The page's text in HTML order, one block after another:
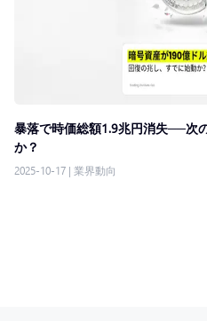
暴落で時価総額1.9兆円消失──次
か？
2025-10-17 | 業界動向